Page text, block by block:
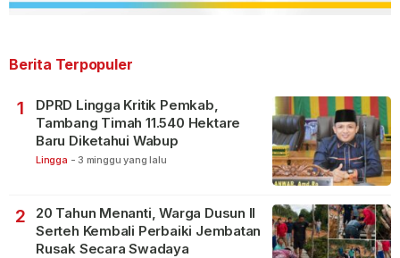
Berita Terpopuler
1
DPRD Lingga Kritik Pemkab,
Tambang Timah 11.540 Hektare
Baru Diketahui Wabup
Lingga - 3 minggu yang lalu
2
20 Tahun Menanti, Warga Dusun II
Serteh Kembali Perbaiki Jembatan
Rusak Secara Swadaya